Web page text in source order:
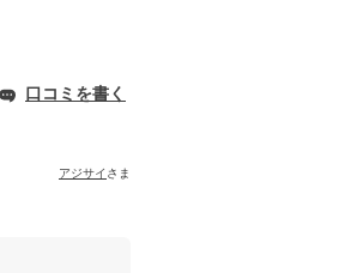
口コミを書く
アジサイ さま